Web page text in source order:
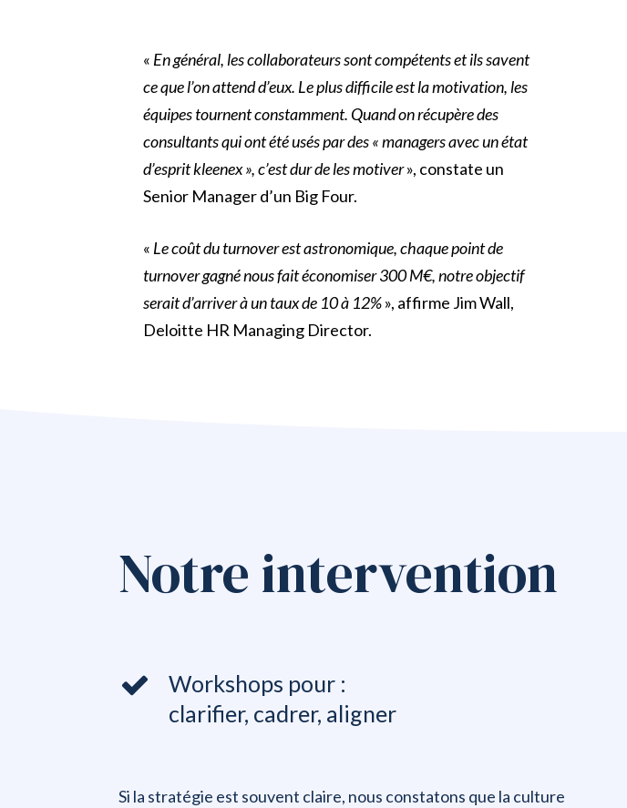
« En général, les collaborateurs sont compétents et ils savent
ce que l’on attend d’eux. Le plus difficile est la motivation, les
équipes tournent constamment. Quand on récupère des
consultants qui ont été usés par des « managers avec un état
d’esprit kleenex », c’est dur de les motiver», constate un
Senior Manager d’un Big Four.
« Le coût du turnover est astronomique, chaque point de
turnover gagné nous fait économiser 300 M€, notre objectif
serait d’arriver à un taux de 10 à 12%», affirme Jim Wall,
Deloitte HR Managing Director.
Notre intervention
Workshops pour :
clarifier, cadrer, aligner
Si la stratégie est souvent claire, nous constatons que la culture